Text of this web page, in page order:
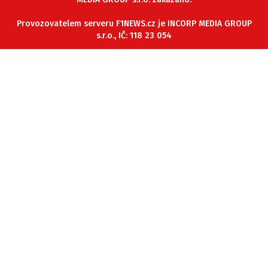
KONTAKT
VYDAVATEL
Provozovatelem serveru F1NEWS.cz je INCORP MEDIA GROUP
s.r.o., IČ: 118 23 054